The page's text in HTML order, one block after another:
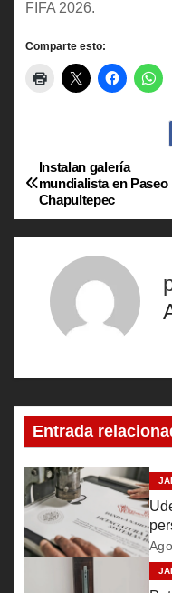
FIFA 2026.
Comparte esto:
N
a
c
i
ó
n
d
Instalan galería
mundialista en Paseo
Chapultepec
Entrada